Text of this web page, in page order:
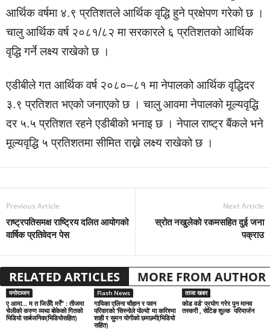
आर्थिक वर्षमा ४.९ प्रतिशतले आर्थिक वृद्धि हुने प्रक्षेपण गरेको छ ।
चालु आर्थिक वर्ष २०८१/८२ मा सरकारले ६ प्रतिशतको आर्थिक
वृद्धि गर्ने लक्ष्य राखेको छ ।
एडीबीले गत आर्थिक वर्ष २०८०–८१ मा नेपालको आर्थिक वृद्धिदर
३.९ प्रतिशत भएको जनाएको छ । चालु आवमा नेपालको मूल्यवृद्धि
दर ५.५ प्रतिशत रहने एडीबीको भनाइ छ । नेपाल राष्ट्र बैंकले भने
मूल्यवृद्धि ५ प्रतिशतमा सीमित राख्ने लक्ष्य राखेको छ ।
Previous Article
राष्ट्रपतिसमक्ष राष्ट्रिय दलित आयोगको
वार्षिक प्रतिवेदन पेस
Next Article
स्रोत नखुलेको रकमसहित दुई जना
पक्राउ
RELATED ARTICLES MORE FROM AUTHOR
मनोरञ्जन
ए आमा… म त जिउँदै मरेँ” : तीजमा
चेलीको करुण व्यथा बोकेको गितको
भिडियो सार्बजनिक(भिडियोसहित)
Flash News
गायिका एलिना चौहान र पवन
परिवारको ‘सिस्नोले पोल्यो’ मा करिश्मा
शाही र सुमन योगीको छमछमी(भिडियो
सहित)
ताजा खबर
कोड वर्ड’ प्रयोग गरेर पुन मानव
तस्करी , सेटिङ शुल्क परिमार्जन